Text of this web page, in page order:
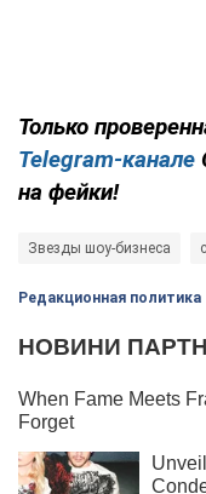
Только
Telegram-канале
на фейки!
Звезды шоу-бизнеса
Редакционная политика